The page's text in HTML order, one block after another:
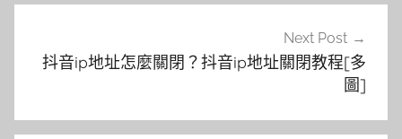
Next Post
抖音ip地址怎麼關閉？抖音ip地址關閉教程[多
圖]